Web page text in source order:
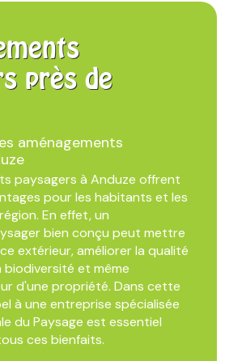
près de
aménagements
paysagers à Anduze offrent
pour les habitants et les
En effet, un
bien conçu peut mettre
extérieur, améliorer la qualité
biodiversité et même
d'une propriété. Dans cette
à une entreprise spécialisée
du Paysage est essentiel
ces bienfaits.